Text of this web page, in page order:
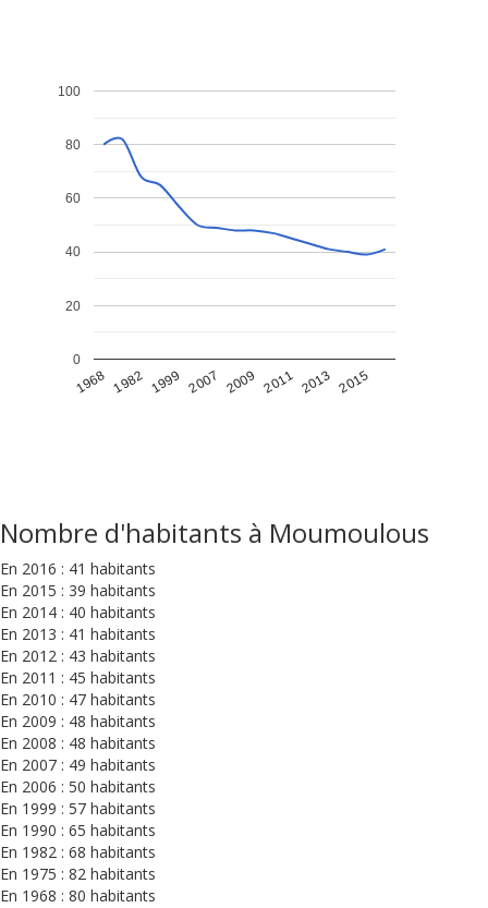
1968 1982 1999 2007 2009 2011 2013 2015
0
20
40
60
80
100
Nombre d'habitants à Moumoulous
En 2016 : 41 habitants
En 2015 : 39 habitants
En 2014 : 40 habitants
En 2013 : 41 habitants
En 2012 : 43 habitants
En 2011 : 45 habitants
En 2010 : 47 habitants
En 2009 : 48 habitants
En 2008 : 48 habitants
En 2007 : 49 habitants
En 2006 : 50 habitants
En 1999 : 57 habitants
En 1990 : 65 habitants
En 1982 : 68 habitants
En 1975 : 82 habitants
En 1968 : 80 habitants